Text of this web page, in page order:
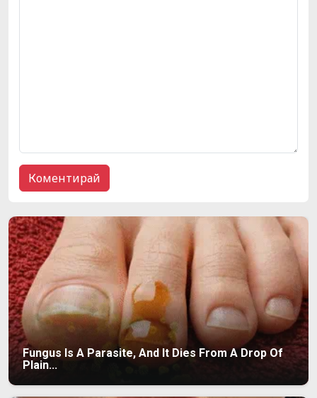
Fungus Is A Parasite, And It Dies From A Drop Of
Plain...